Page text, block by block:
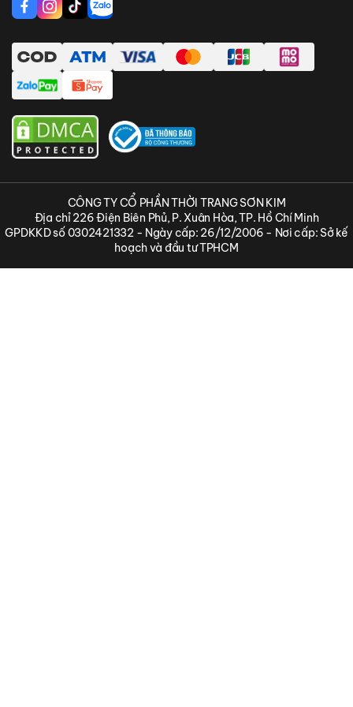
Liên hệ
Thanh toán online bằng ShopeePay
CÔNG TY CỔ PHẦN THỜI TRANG SƠN KIM
Địa chỉ 226 Điện Biên Phủ, P. Xuân Hòa, TP. Hồ Chí Minh
GPDKKD số 0302421332 - Ngày cấp: 26/12/2006 - Nơi cấp: Sở kế
hoạch và đầu tư TPHCM